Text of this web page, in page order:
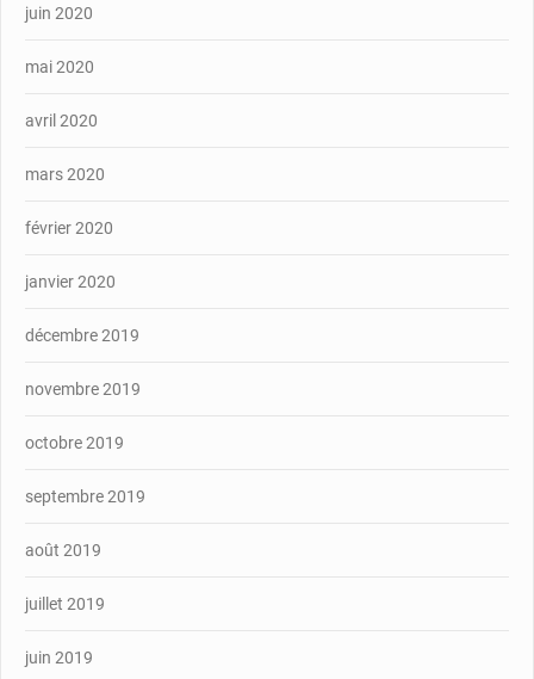
juin 2020
mai 2020
avril 2020
mars 2020
février 2020
janvier 2020
décembre 2019
novembre 2019
octobre 2019
septembre 2019
août 2019
juillet 2019
juin 2019